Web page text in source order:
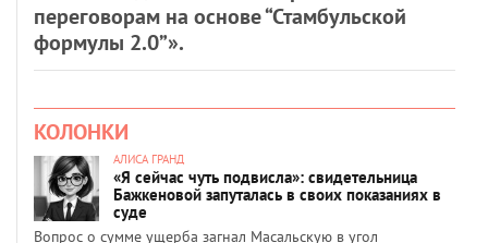
переговорам на основе “Стамбульской
формулы 2.0”».
КОЛОНКИ
АЛИСА ГРАНД
«Я сейчас чуть подвисла»: свидетельница
Бажкеновой запуталась в своих показаниях в
суде
Вопрос о сумме ущерба загнал Масальскую в угол